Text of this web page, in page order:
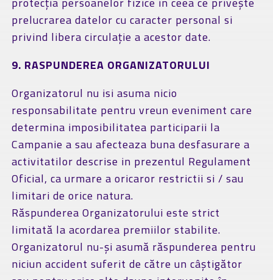
prelucrarea datelor cu caracter personal si
privind libera circulație a acestor date.
9. RASPUNDEREA ORGANIZATORULUI
Organizatorul nu isi asuma nicio
responsabilitate pentru vreun eveniment care
determina imposibilitatea participarii la
Campanie a sau afecteaza buna desfasurare a
activitatilor descrise in prezentul Regulament
Oficial, ca urmare a oricaror restrictii si / sau
limitari de orice natura.
Răspunderea Organizatorului este strict
limitată la acordarea premiilor stabilite.
Organizatorul nu-și asumă răspunderea pentru
niciun accident suferit de către un câștigător